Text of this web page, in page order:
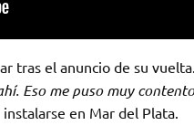
tras el anuncio de su vuelta.
Eso me puso muy
en Mar del Plata.